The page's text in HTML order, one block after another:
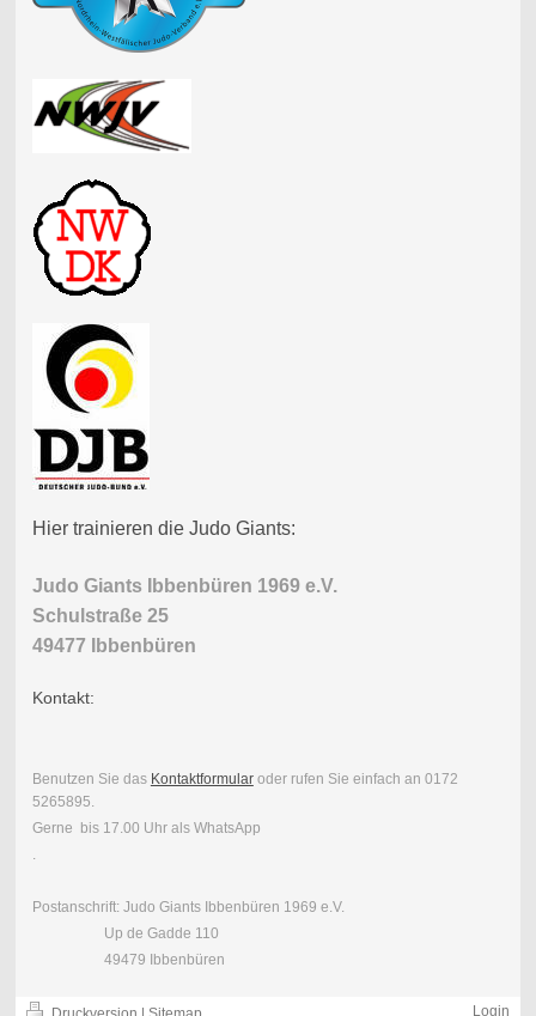
Hier trainieren die Judo Giants:
Judo Giants Ibbenbüren 1969 e.V.
Schulstraße 25
49477 Ibbenbüren
Kontakt:
Benutzen Sie das Kontaktformularoder rufen Sie einfach an 0172
5265895.
Gerne bis 17.00 Uhr als WhatsApp
.
Postanschrift: Judo Giants Ibbenbüren 1969 e.V.
Up de Gadde 110
49479 Ibbenbüren
Login